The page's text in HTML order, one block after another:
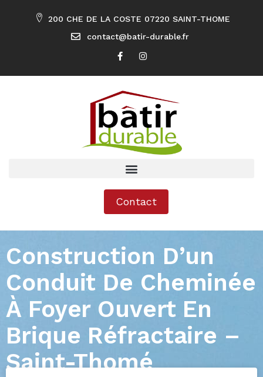
200 CHE DE LA COSTE 07220 SAINT-THOME
contact@batir-durable.fr
Contact
Construction D’un
Conduit De Cheminée
À Foyer Ouvert En
Brique Réfractaire –
Saint-Thomé